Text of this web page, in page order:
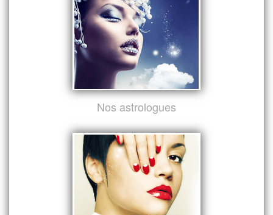
Nos astrologues